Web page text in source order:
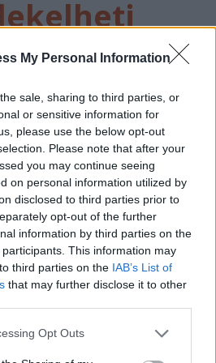
My Personal Information
sale, sharing to third parties, or
or sensitive information for
please use the below opt-out
Please note that after your
you may continue seeing
on personal information utilized by
disclosed to third parties prior to
opt-out of the further
information by third parties on the
participants. This information may
third parties on the IAB’s List of
that may further disclose it to other
Opt Outs
azt
ne
– hírmix